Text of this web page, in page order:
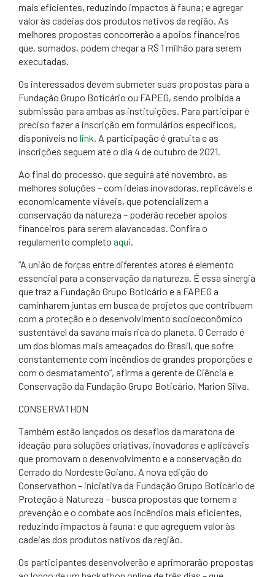
mais eficientes, reduzindo impactos à fauna; e agregar
valor às cadeias dos produtos nativos da região. As
melhores propostas concorrerão a apoios financeiros
que, somados, podem chegar a R$ 1 milhão para serem
executadas.
Os interessados devem submeter suas propostas para a
Fundação Grupo Boticário ou FAPEG, sendo proibida a
submissão para ambas as instituições. Para participar é
preciso fazer a inscrição em formulários específicos,
disponíveis no link . A participação é gratuita e as
inscrições seguem até o dia 4 de outubro de 2021.
Ao final do processo, que seguirá até novembro, as
melhores soluções – com ideias inovadoras, replicáveis e
economicamente viáveis, que potencializem a
conservação da natureza – poderão receber apoios
financeiros para serem alavancadas. Confira o
regulamento completo aqui
“A união de forças entre diferentes atores é elemento
essencial para a conservação da natureza. É essa sinergia
que traz a Fundação Grupo Boticário e a FAPEG a
caminharem juntas em busca de projetos que contribuam
com a proteção e o desenvolvimento socioeconômico
sustentável da savana mais rica do planeta. O Cerrado é
um dos biomas mais ameaçados do Brasil, que sofre
constantemente com incêndios de grandes proporções e
com o desmatamento”, afirma a gerente de Ciência e
Conservação da Fundação Grupo Boticário, Marion Silva.
CONSERVATHON
Também estão lançados os desafios da maratona de
ideação para soluções criativas, inovadoras e aplicáveis
que promovam o desenvolvimento e a conservação do
Cerrado do Nordeste Goiano. A nova edição do
Conservathon – iniciativa da Fundação Grupo Boticário de
Proteção à Natureza – busca propostas que tornem a
prevenção e o combate aos incêndios mais eficientes,
reduzindo impactos à fauna; e que agreguem valor às
cadeias dos produtos nativos da região.
Os participantes desenvolverão e aprimorarão propostas